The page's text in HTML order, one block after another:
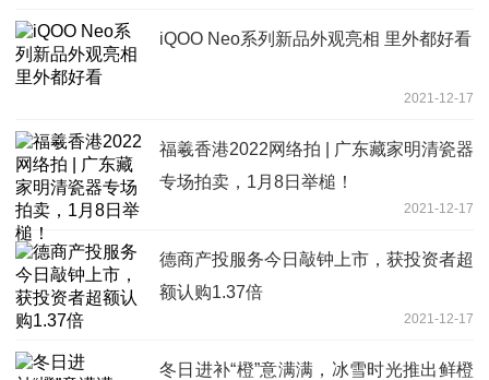
iQOO Neo系列新品外观亮相 里外都好看
2021-12-17
福羲香港2022网络拍 | 广东藏家明清瓷器
专场拍卖，1月8日举槌！
2021-12-17
德商产投服务今日敲钟上市，获投资者超
额认购1.37倍
2021-12-17
冬日进补“橙”意满满，冰雪时光推出鲜橙